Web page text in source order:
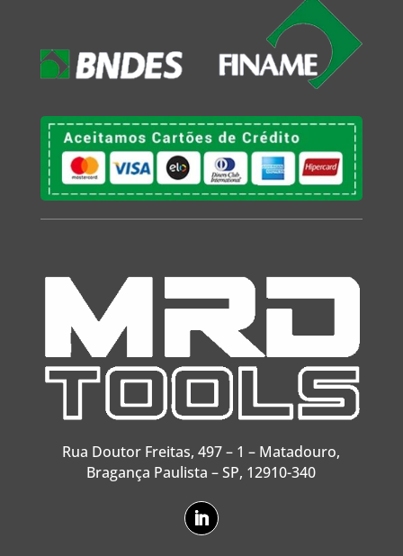
Rua Doutor Freitas, 497 – 1 – Matadouro,
Bragança Paulista – SP, 12910-340